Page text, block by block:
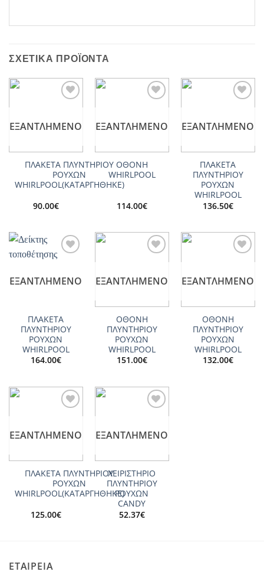
ΣΧΕΤΙΚΆ ΠΡΟΪΌΝΤΑ
ΕΞΑΝΤΛΗΜΈΝΟ
ΠΛΑΚΕΤΑ ΠΛΥΝΤΗΡΙΟΥ
ΡΟΥΧΩΝ
WHIRLPOOL(ΚΑΤΑΡΓΗΘΗΚΕ)
90.00€
ΕΞΑΝΤΛΗΜΈΝΟ
ΟΘΟΝΗ
WHIRLPOOL
114.00€
ΕΞΑΝΤΛΗΜΈΝΟ
ΠΛΑΚΕΤΑ
ΠΛΥΝΤΗΡΙΟΥ
ΡΟΥΧΩΝ
WHIRLPOOL
136.50€
Add to
ΕΞΑΝΤΛΗΜΈΝΟ
ΠΛΑΚΕΤΑ
ΠΛΥΝΤΗΡΙΟΥ
ΡΟΥΧΩΝ
WHIRLPOOL
164.00€
ΕΞΑΝΤΛΗΜΈΝΟ
ΟΘΟΝΗ
ΠΛΥΝΤΗΡΙΟΥ
ΡΟΥΧΩΝ
WHIRLPOOL
151.00€
ΕΞΑΝΤΛΗΜΈΝΟ
ΟΘΟΝΗ
ΠΛΥΝΤΗΡΙΟΥ
ΡΟΥΧΩΝ
WHIRLPOOL
132.00€
ΕΞΑΝΤΛΗΜΈΝΟ
ΠΛΑΚΕΤΑ ΠΛΥΝΤΗΡΙΟΥ
ΡΟΥΧΩΝ
WHIRLPOOL(ΚΑΤΑΡΓΗΘΗΚΕ)
125.00€
ΕΞΑΝΤΛΗΜΈΝΟ
ΧΕΙΡΙΣΤΗΡΙΟ
ΠΛΥΝΤΗΡΙΟΥ
ΡΟΥΧΩΝ
CANDY
52.37€
ΕΤΑΙΡΕΙΑ